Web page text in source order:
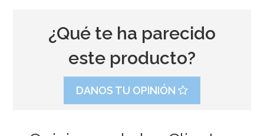
¿Qué te ha parecido
este producto?
DANOS TU OPINIÓN